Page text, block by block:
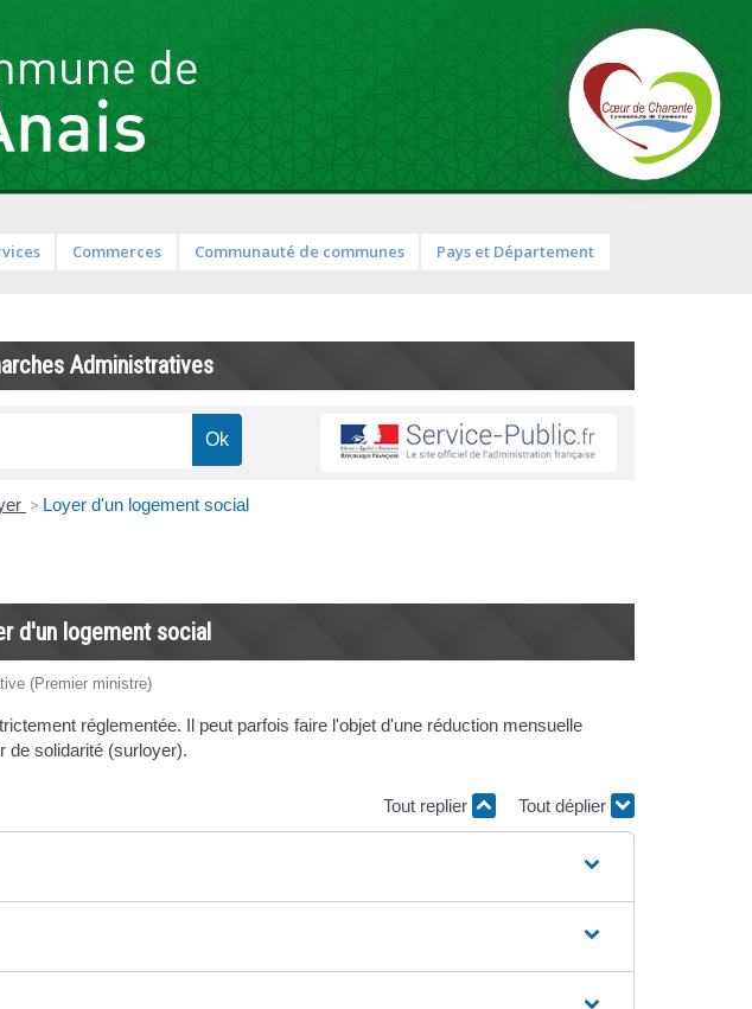
Commerces Communauté de communes Pays et Département
Administratives
> Loyer d'un logement social
d'un logement social
(Premier ministre)
réglementée. Il peut parfois faire l'objet d'une réduction mensuelle
de solidarité (surloyer).
Tout replier Tout déplier